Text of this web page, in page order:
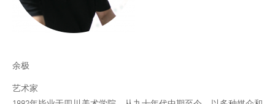
余极
艺术家